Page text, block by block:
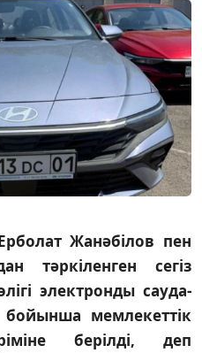
Жанәбілов пен
тәркіленген сегіз
электронды сауда-
мемлекеттік
берілді, деп